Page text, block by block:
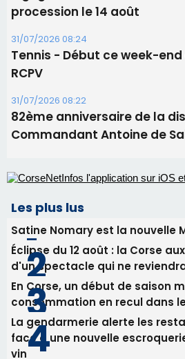
Les plus lus
Satine Nomary est la nouvelle
d'un spectacle qui ne reviendra
En Corse, un début de saison
consommation en recul dans
face à une nouvelle
Deux jeunes Ajacciens sur la
militaire
Newsletter
Inscrivez-vous à la newsletter de
email les infos les plus
nos meilleurs articles